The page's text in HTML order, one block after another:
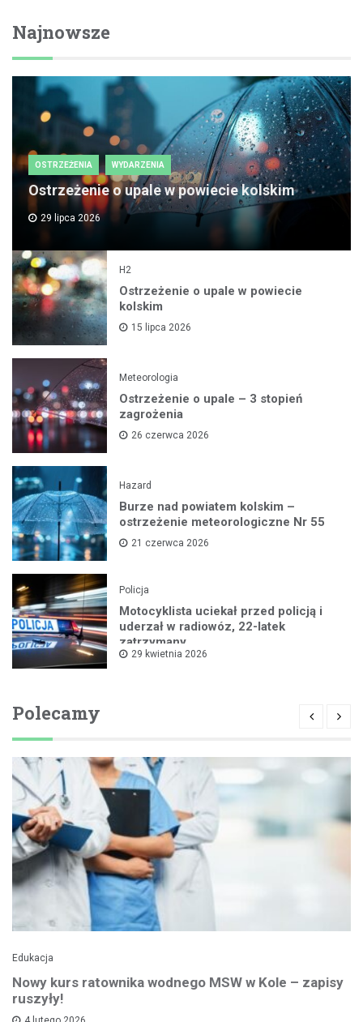
Najnowsze
OSTRZEŻENIA WYDARZENIA
Ostrzeżenie o upale w powiecie kolskim
29 lipca 2026
H2
Ostrzeżenie o upale w powiecie
kolskim
15 lipca 2026
Meteorologia
Ostrzeżenie o upale – 3 stopień
zagrożenia
26 czerwca 2026
Hazard
Burze nad powiatem kolskim –
ostrzeżenie meteorologiczne Nr 55
21 czerwca 2026
Policja
Motocyklista uciekał przed policją i
uderzał w radiowóz, 22-latek
zatrzymany
29 kwietnia 2026
Polecamy
Edukacja
Nowy kurs ratownika wodnego MSW w Kole – zapisy
ruszyły!